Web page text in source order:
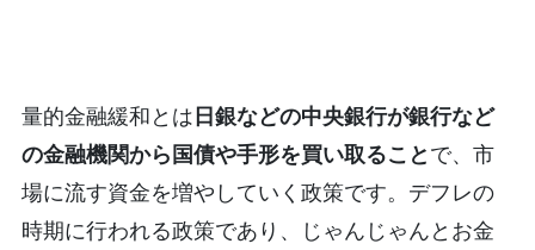
量的金融緩和とは日銀などの中央銀行が銀行など
の金融機関から国債や手形を買い取ることで、市
場に流す資金を増やしていく政策です。デフレの
時期に行われる政策であり、じゃんじゃんとお金